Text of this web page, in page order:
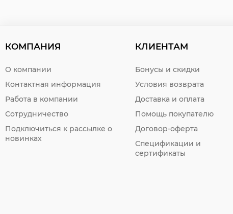
КОМПАНИЯ
О компании
Контактная информация
Работа в компании
Сотрудничество
Подключиться к рассылке о
новинках
КЛИЕНТАМ
Бонусы и скидки
Условия возврата
Доставка и оплата
Помощь покупателю
Договор-оферта
Спецификации и
сертификаты